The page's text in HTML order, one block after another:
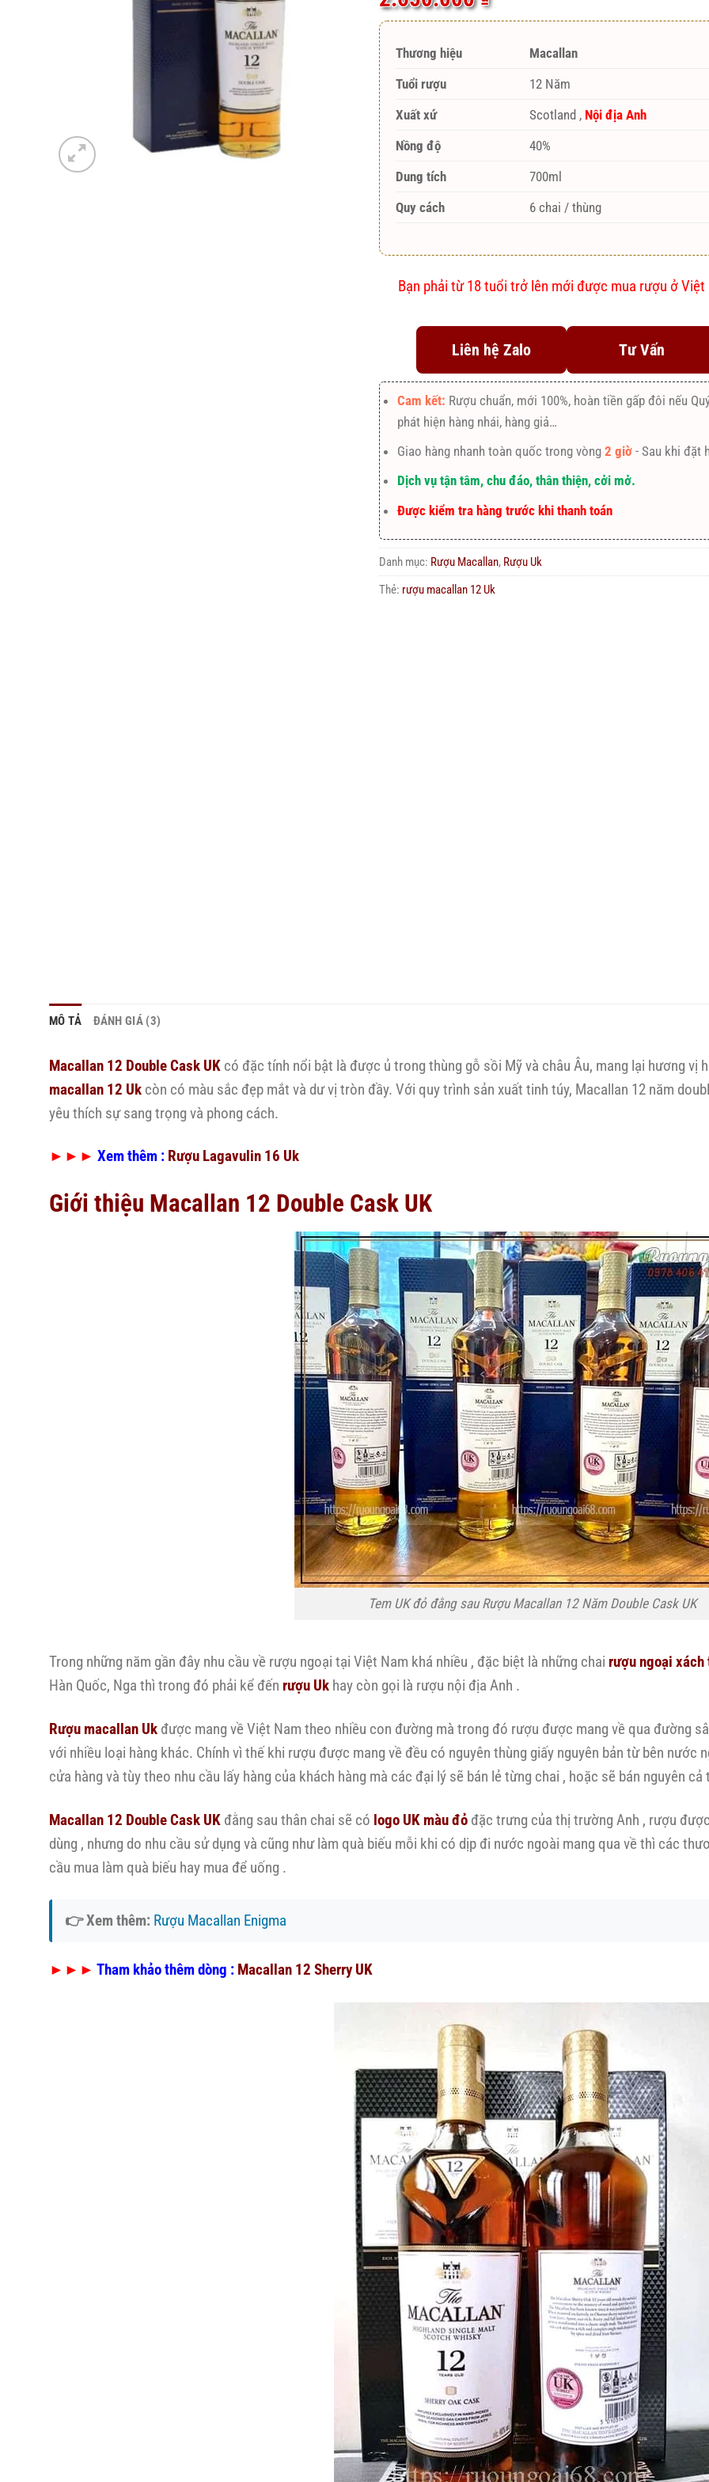
đánh giá
Thương hiệu
Macallan
Tuổi rượu
12 Năm
Xuất xứ
Scotland , Nội địa Anh
Nồng độ
40%
Dung tích
700ml
Quy cách
6 chai / thùng
Bạn phải từ 18 tuổi trở lên mới được mua rượu ở Việt
Liên hệ Zalo Tư Vấn
Cam kết: Rượu chuẩn, mới 100%, hoàn tiền gấp đôi nếu
phát hiện hàng nhái, hàng giả…
Giao hàng nhanh toàn quốc trong vòng 2 giờ- Sau khi đặt
Dịch vụ tận tâm, chu đáo, thân thiện, cởi mở.
Được kiểm tra hàng trước khi thanh toán
Danh mục: Rượu Macallan, Rượu Uk
Thẻ: rượu macallan 12 Uk
MÔ TẢ ĐÁNH GIÁ (3)
Macallan 12 Double Cask UK có đặc tính nổi bật là được ủ trong thùng gỗ sồi Mỹ và châu Âu, mang lại hương vị
macallan 12 Uk còn có màu sắc đẹp mắt và dư vị tròn đầy. Với quy trình sản xuất tinh túy, Macallan 12 năm
yêu thích sự sang trọng và phong cách.
►►► Xem thêm : Rượu Lagavulin 16 Uk
Giới thiệu Macallan 12 Double Cask UK
Tem UK đỏ đằng sau Rượu Macallan 12 Năm Double Cask UK
Trong những năm gần đây nhu cầu về rượu ngoại tại Việt Nam khá nhiều , đặc biệt là những chai rượu ngoại xách
Hàn Quốc, Nga thì trong đó phải kể đến rượu Uk hay còn gọi là rượu nội địa Anh .
Rượu macallan Uk được mang về Việt Nam theo nhiều con đường mà trong đó rượu được mang về qua đường
với nhiều loại hàng khác. Chính vì thế khi rượu được mang về đều có nguyên thùng giấy nguyên bản từ bên nước
cửa hàng và tùy theo nhu cầu lấy hàng của khách hàng mà các đại lý sẽ bán lẻ từng chai , hoặc sẽ bán nguyên
Macallan 12 Double Cask UK đằng sau thân chai sẽ có logo UK màu đỏ đặc trưng của thị trường Anh , rượu
dùng , nhưng do nhu cầu sử dụng và cũng như làm quà biếu mỗi khi có dịp đi nước ngoài mang qua về thì các
cầu mua làm quà biếu hay mua để uống .
👉 Xem thêm: Rượu Macallan Enigma
►►► Tham khảo thêm dòng : Macallan 12 Sherry UK